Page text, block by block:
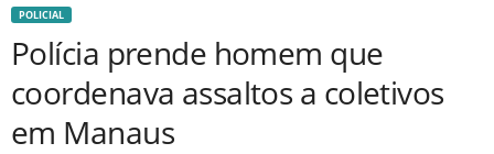
POLICIAL
Polícia prende homem que
coordenava assaltos a coletivos
em Manaus